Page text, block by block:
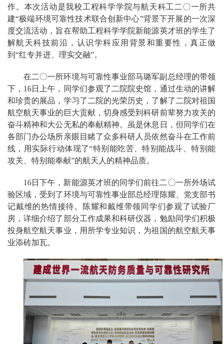
作。本次活动是我校工程科学学院与航天科工二〇一所共
建“极端环境可靠性技术联合创新中心”背景下开展的一次深
度交流活动，旨在帮助工程科学学院新能源英才班的学生了
解航天科技前沿，认识学科应用背景和重要性，真正做
到“红专并进、理实交融”。
在二〇一所环境与可靠性事业部马璐军副总经理的带领
下，16日上午，同学们参观了二院院史馆，通过生动的讲解
和珍贵的展品，学习了二院的光荣历史，了解了二院对祖国
航空航天事业的巨大贡献，切身感受到科研前辈努力攻关的
奋斗精神和大公无私的奉献精神。虽是休息日，但同学们在
各部门办公场所亲眼目睹了众多科研人员依然奋斗在工作前
线，用实际行动体现了“特别能吃苦、特别能战斗、特别能
攻关、特别能奉献”的航天人的精神品质。
16日下午，新能源英才班的同学们前往二〇一所外场试
验区域，受到了环境与可靠性事业部总经理陈耀、党支部书
记戴维的热情接待。陈耀和戴维带领同学们参观了试验厂
房，详细介绍了部分工作成果和科研仪器，勉励同学们积极
投身航空航天事业，用所学专业知识，为祖国的航空航天事
业添砖加瓦。